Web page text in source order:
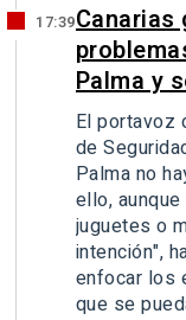
17:39Canarias
Palma y
El portavoz
de
Palma no
ello,
juguetes o
intención",
enfocar los
que se